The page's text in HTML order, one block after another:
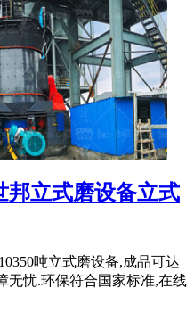
邦立式磨设备立式
吨立式磨设备,成品可达
无忧.环保符合国家标准,在线